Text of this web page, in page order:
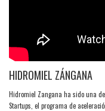
HIDROMIEL ZÁNGANA
Hidromiel Zangana ha sido una
Startups, el programa de